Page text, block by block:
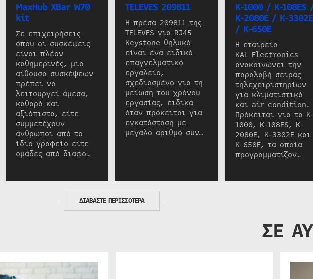
MaxHub XBar W70
kit
Σε επιχειρήσεις
όπου οι συσκέψεις
είναι πλέον
καθημερινές, μια
αίθουσα συσκέψεων
πρέπει να
λειτουργεί άμεσα,
καθαρά και
αξιόπιστα, είτε
συμμετέχουν
άνθρωποι από το
ίδιο γραφείο είτε
ομάδες από διαφο…
TELEVES 209811
Η πρέσα 209811 της
TELEVES για RJ45
Keystone θηλυκό
είναι ένα ειδικό
επαγγελματικό
εργαλείο,
σχεδιασμένο για τη
μείωση του χρόνου
εργασίας, ειδικά
όταν πρόκειται για
εγκατάσταση με
μεγάλο αριθμό συν…
K-1000 / K-108ES
K-2080E / K-3302E
/ K-650E
Η εταιρεία
KAL Electronics
ανακοινώνει την
παραλαβή σειράς
τηλεχειριστηρίων
για κλιματιστικά
και air condition.
Πρόκειται για τα
1000, K-108ES, K-
2080E, K-3302E και
K-650E, τα οποία
προγραμματίζον…
ΔΙΑΒΑΣΤΕ ΠΕΡΙΣΣΟΤΕΡΑ
ΣΕ